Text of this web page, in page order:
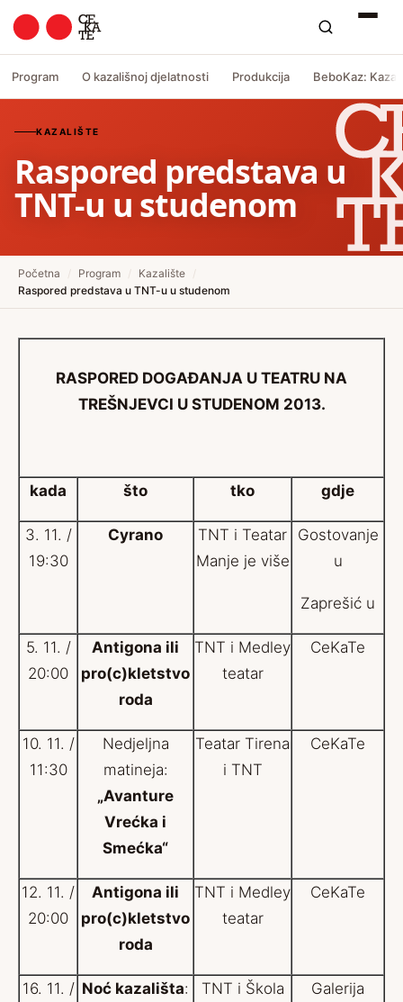
Program O kazališnoj djelatnosti Produkcija BeboKaz:
KAZALIŠTE
Raspored predstava u
TNT-u u studenom
Početna Program Kazalište
Raspored predstava u TNT-u u studenom
RASPORED DOGAĐANJA U TEATRU NA
TREŠNJEVCI U STUDENOM 2013.
kada što tko gdje
3. 11. /
19:30
Cyrano
TNT i Teatar
Manje je više
Gostovanje
u
Zaprešić u
5. 11. /
20:00
Antigona ili
pro(c)kletstvo
roda
TNT i Medley
teatar
CeKaTe
10. 11. /
11:30
Nedjeljna
matineja:
„Avanture
Vrećka i
Smećka“
Teatar Tirena
i TNT
CeKaTe
12. 11. /
20:00
Antigona ili
pro(c)kletstvo
roda
TNT i Medley
teatar
CeKaTe
16. 11. / Noć kazališta:
TNT i Škola
Galerija